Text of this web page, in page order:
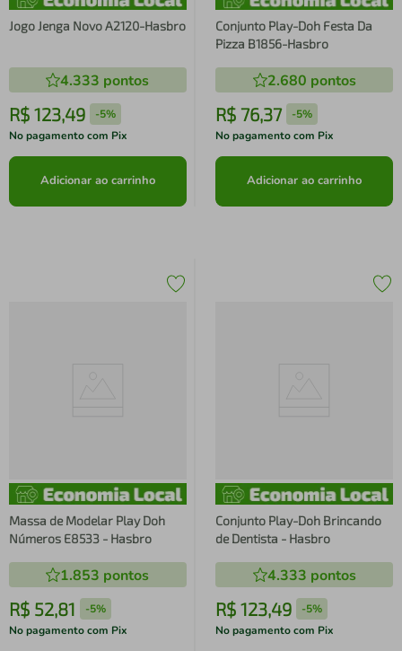
Jogo Jenga Novo A2120-Hasbro
4.333 pontos
R$ 123,49 -5%
No pagamento com Pix
Adicionar ao carrinho
Conjunto Play-Doh Festa Da
Pizza B1856-Hasbro
2.680 pontos
R$ 76,37 -5%
No pagamento com Pix
Adicionar ao carrinho
Massa de Modelar Play Doh
Números E8533 - Hasbro
1.853 pontos
R$ 52,81 -5%
No pagamento com Pix
Conjunto Play-Doh Brincando
de Dentista - Hasbro
4.333 pontos
R$ 123,49 -5%
No pagamento com Pix